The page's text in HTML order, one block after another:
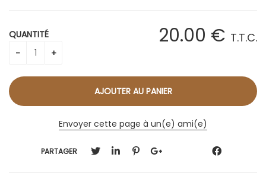
20.00 € T.T.C.
QUANTITÉ
Envoyer cette page à un(e) ami(e)
PARTAGER